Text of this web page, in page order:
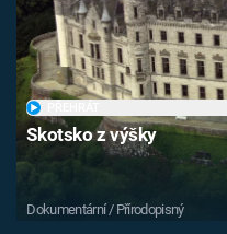
Skotsko z výšky
Dokumentární / Přírodopisný